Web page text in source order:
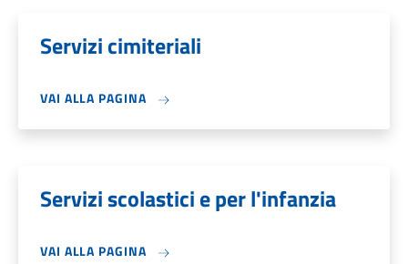
Servizi cimiteriali
VAI ALLA PAGINA
Servizi scolastici e per l'infanzia
VAI ALLA PAGINA